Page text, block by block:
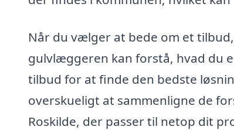
Når du vælger at bede om et
gulvlæggeren kan forstå, hvad du
tilbud for at finde den bedste
overskueligt at sammenligne de
Roskilde, der passer til netop dit